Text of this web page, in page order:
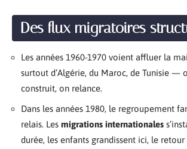
Des flux migratoires
Les années 1960-1970 voient affluer la
surtout d’Algérie, du Maroc, de Tunisie —
construit, on relance.
Dans les années 1980, le regroupement
relais. Les migrations internationales
durée, les enfants grandissent ici, le